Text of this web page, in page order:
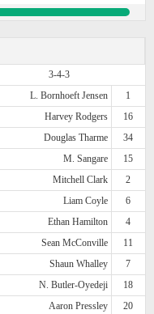
3-4-3
L. Bornhoeft Jensen
1
Harvey Rodgers
16
Douglas Tharme
34
M. Sangare
15
Mitchell Clark
2
Liam Coyle
6
Ethan Hamilton
4
Sean McConville
11
Shaun Whalley
7
N. Butler-Oyedeji
18
Aaron Pressley 20